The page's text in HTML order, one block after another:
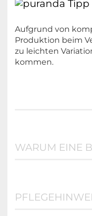
Aufgrund von
Produktion beim
zu leichten
kommen.
WARUM EINE